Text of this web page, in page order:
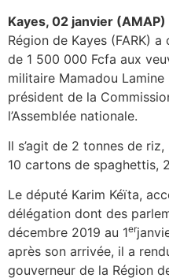
Kayes, 02 janvier (AMAP)
Région de Kayes (FARK)
de 1 500 000 Fcfa aux
militaire Mamadou
président de la
l’Assemblée nationale.
Il s’agit de 2 tonnes de
10 cartons de spaghettis,
Le député Karim Kéïta,
délégation dont des
décembre 2019 au 1er
après son arrivée, il a
gouverneur de la Région